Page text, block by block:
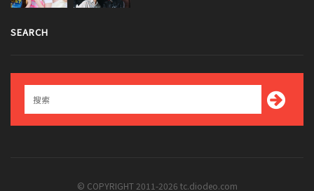
SEARCH
© COPYRIGHT 2011-2026 tc.diodeo.com